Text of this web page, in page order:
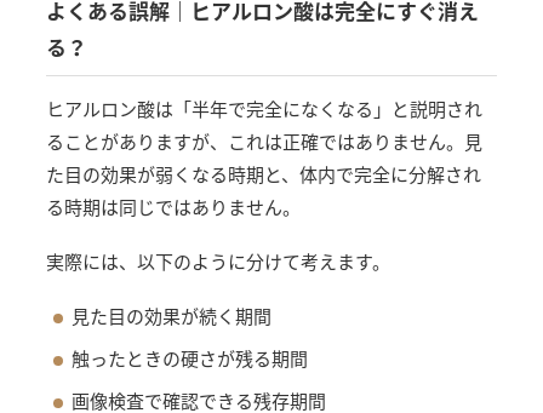
よくある誤解｜ヒアルロン酸は完全にすぐ消え
る？
ヒアルロン酸は「半年で完全になくなる」と説明され
ることがありますが、これは正確ではありません。見
た目の効果が弱くなる時期と、体内で完全に分解され
る時期は同じではありません。
実際には、以下のように分けて考えます。
見た目の効果が続く期間
触ったときの硬さが残る期間
画像検査で確認できる残存期間